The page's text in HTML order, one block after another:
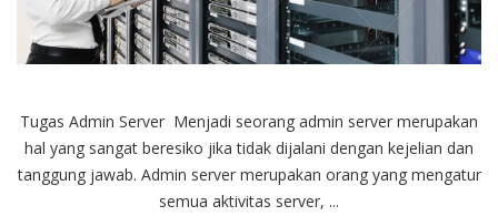
yang
Perlu
Anda
Tugas Admin Server Menjadi seorang admin server merupakan
hal yang sangat beresiko jika tidak dijalani dengan kejelian dan
tanggung jawab. Admin server merupakan orang yang mengatur
semua aktivitas server, ...